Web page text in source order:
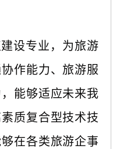
设专业，为旅游
作能力、旅游服
能够适应未来我
质复合型技术技
在各类旅游企事